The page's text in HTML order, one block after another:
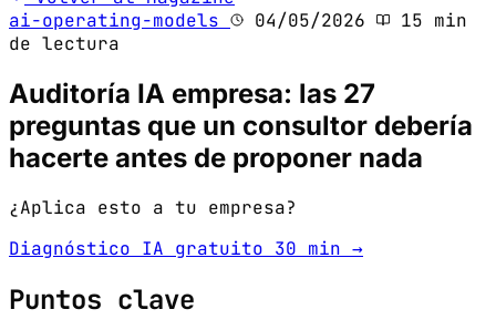
ai-operating-models
04/05/2026
15 min
de lectura
Auditoría IA empresa: las 27
preguntas que un consultor debería
hacerte antes de proponer nada
¿Aplica esto a tu empresa?
Diagnóstico IA gratuito 30 min →
Puntos clave